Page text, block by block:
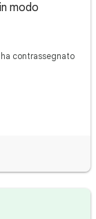
modo
ha contrassegnato